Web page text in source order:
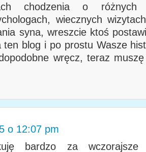
chodzenia o różnych
wiecznych
syna, wreszcie ktoś
ten blog i po prostu Wasze
wręcz, teraz
o 12:07 pm
bardzo za wczorajsze